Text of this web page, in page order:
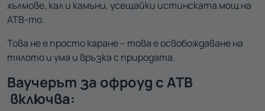
хълмове, кал и камъни, усещайки истинската мощ на
АТВ-то.
Това не е просто каране – това е освобождаване на
тялото и ума и връзка с природата.
Ваучерът за офроуд с АТВ
включва: